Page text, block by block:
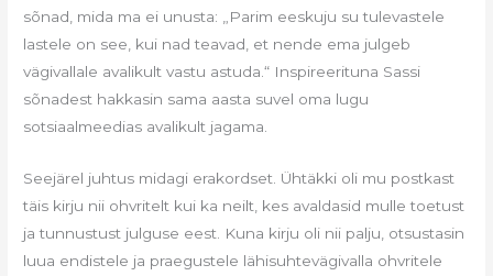
sõnad, mida ma ei unusta: „Parim eeskuju su tulevastele
lastele on see, kui nad teavad, et nende ema julgeb
vägivallale avalikult vastu astuda.“ Inspireerituna Sassi
sõnadest hakkasin sama aasta suvel oma lugu
sotsiaalmeedias avalikult jagama.
Seejärel juhtus midagi erakordset. Ühtäkki oli mu postkast
täis kirju nii ohvritelt kui ka neilt, kes avaldasid mulle toetust
ja tunnustust julguse eest. Kuna kirju oli nii palju, otsustasin
luua endistele ja praegustele lähisuhtevägivalla ohvritele